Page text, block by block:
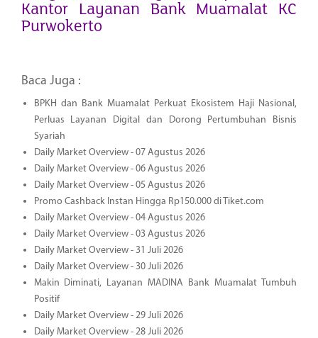
Kantor Layanan Bank Muamalat KC
Purwokerto
Baca Juga :
BPKH dan Bank Muamalat Perkuat Ekosistem Haji Nasional,
Perluas Layanan Digital dan Dorong Pertumbuhan Bisnis
Syariah
Daily Market Overview - 07 Agustus 2026
Daily Market Overview - 06 Agustus 2026
Daily Market Overview - 05 Agustus 2026
Promo Cashback Instan Hingga Rp150.000 di Tiket.com
Daily Market Overview - 04 Agustus 2026
Daily Market Overview - 03 Agustus 2026
Daily Market Overview - 31 Juli 2026
Daily Market Overview - 30 Juli 2026
Makin Diminati, Layanan MADINA Bank Muamalat Tumbuh
Positif
Daily Market Overview - 29 Juli 2026
Daily Market Overview - 28 Juli 2026